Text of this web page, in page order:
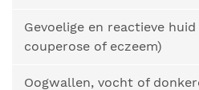
Gevoelige en reactieve
couperose of eczeem)
Oogwallen, vocht of